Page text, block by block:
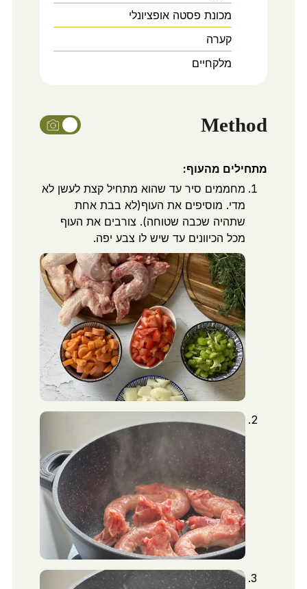
מכונת פסטה אופציונלי
קערה
מלקחיים
Method
מתחילים מהעוף:
מחממים סיר עד שהוא מתחיל קצת לעשן לא
מדי. מוסיפים את העוף(לא בבת אחת
שתהיה שכבה שטוחה). צורבים את העוף
מכל הכיוונים עד שיש לו צבע יפה.